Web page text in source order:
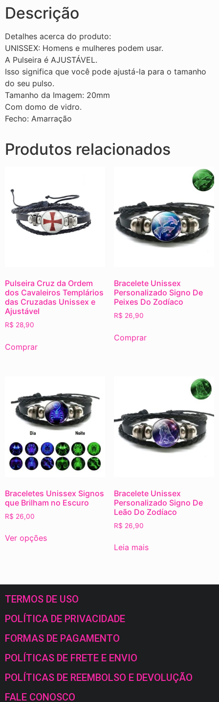
Descrição
Detalhes acerca do produto:
UNISSEX: Homens e mulheres podem usar.
A Pulseira é AJUSTÁVEL.
Isso significa que você pode ajustá-la para o tamanho
do seu pulso.
Tamanho da Imagem: 20mm
Com domo de vidro.
Fecho: Amarração
Produtos relacionados
Pulseira Cruz da Ordem
dos Cavaleiros Templários
das Cruzadas Unissex e
Ajustável
R$ 28,90
Comprar
Bracelete Unissex
Personalizado Signo De
Peixes Do Zodíaco
R$ 26,90
Comprar
Braceletes Unissex Signos
que Brilham no Escuro
R$ 26,00
Ver opções
Bracelete Unissex
Personalizado Signo De
Leão Do Zodíaco
R$ 26,90
Leia mais
TERMOS DE USO
POLÍTICA DE PRIVACIDADE
FORMAS DE PAGAMENTO
POLÍTICAS DE FRETE E ENVIO
POLÍTICAS DE REEMBOLSO E DEVOLUÇÃO
FALE CONOSCO